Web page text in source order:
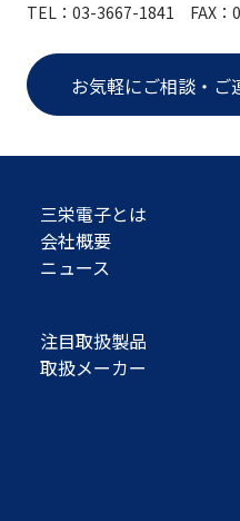
TEL：03-3667-1841 FAX：
お気軽にご相談・ご
三栄電子とは
会社概要
ニュース
注目取扱製品
取扱メーカー